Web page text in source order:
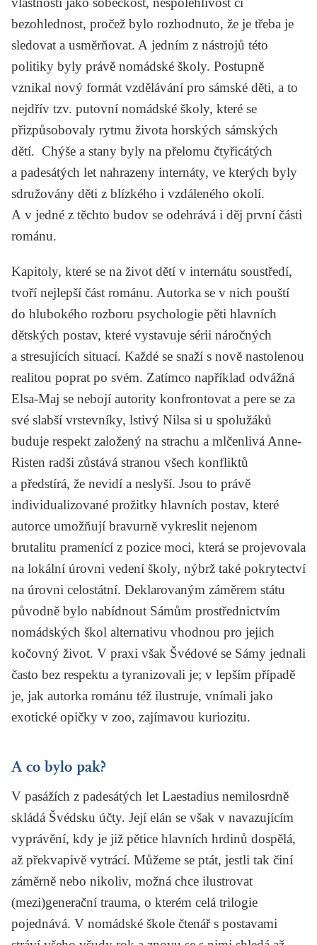
bezohlednost, pročež bylo rozhodnuto, že je třeba je
sledovat a usměrňovat. A jedním z nástrojů této
politiky byly právě nomádské školy. Postupně
vznikal nový formát vzdělávání pro sámské děti, a to
nejdřív tzv. putovní nomádské školy, které se
přizpůsobovaly rytmu života horských sámských
dětí. Chýše a stany byly na přelomu čtyřicátých
a padesátých let nahrazeny internáty, ve kterých byly
sdružovány děti z blízkého i vzdáleného okolí.
A v jedné z těchto budov se odehrává i děj první části
románu.
Kapitoly, které se na život dětí v internátu soustředí,
tvoří nejlepší část románu. Autorka se v nich pouští
do hlubokého rozboru psychologie pěti hlavních
dětských postav, které vystavuje sérii náročných
a stresujících situací. Každé se snaží s nově nastolenou
realitou poprat po svém. Zatímco například odvážná
Elsa-Maj se nebojí autority konfrontovat a pere se za
své slabší vrstevníky, lstivý Nilsa si u spolužáků
buduje respekt založený na strachu a mlčenlivá Anne-
Risten radši zůstává stranou všech konfliktů
a předstírá, že nevidí a neslyší. Jsou to právě
individualizované prožitky hlavních postav, které
autorce umožňují bravurně vykreslit nejenom
brutalitu pramenící z pozice moci, která se projevovala
na lokální úrovni vedení školy, nýbrž také pokrytectví
na úrovni celostátní. Deklarovaným záměrem státu
původně bylo nabídnout Sámům prostřednictvím
nomádských škol alternativu vhodnou pro jejich
kočovný život. V praxi však Švédové se Sámy jednali
často bez respektu a tyranizovali je; v lepším případě
je, jak autorka románu též ilustruje, vnímali jako
exotické opičky v zoo, zajímavou kuriozitu.
A co bylo pak?
V pasážích z padesátých let Laestadius nemilosrdně
skládá Švédsku účty. Její elán se však v navazujícím
vyprávění, kdy je již pětice hlavních hrdinů dospělá,
až překvapivě vytrácí. Můžeme se ptát, jestli tak činí
záměrně nebo nikoliv, možná chce ilustrovat
(mezi)generační trauma, o kterém celá trilogie
pojednává. V nomádské škole čtenář s postavami